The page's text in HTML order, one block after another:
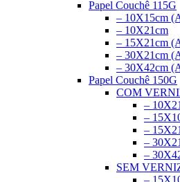
Papel Couchê 115G
– 10X15cm
– 10X21cm
– 15X21cm
– 30X21cm
– 30X42cm
Papel Couchê 150G
COM
–
–
–
–
–
SEM
–